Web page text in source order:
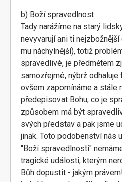
b) Boží spravedlnost
Tady narážíme na starý
nevyvarují ani ti
mu náchylnější), totiž
spravedlivé, je předmětem
samozřejmé, nýbrž odhaluje
ovšem zapomínáme a stále
předepisovat Bohu, co je
způsobem má být
svých představ a pak jsme
jinak. Toto podobenství nás
"Boží spravedlností"
tragické události, kterým
Bůh dopustit - jakým